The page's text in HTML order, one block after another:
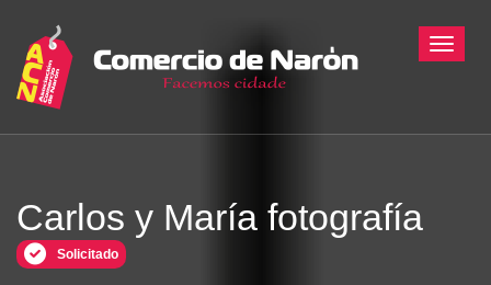
Carlos y María fotografía
Solicitado